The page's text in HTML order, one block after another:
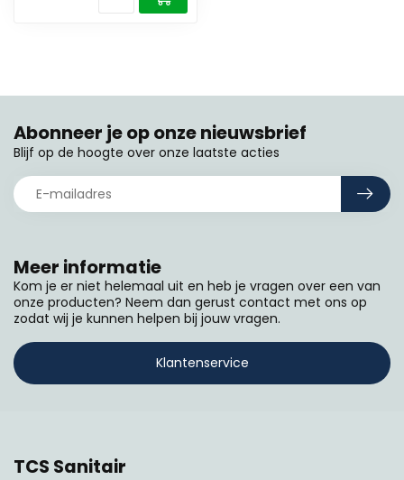
Meer informatie
Kom je er niet helemaal uit en heb je vragen over een van
onze producten? Neem dan gerust contact met ons op
zodat wij je kunnen helpen bij jouw vragen.
Klantenservice
Abonneer je op onze nieuwsbrief
Blijf op de hoogte over onze laatste acties
TCS Sanitair